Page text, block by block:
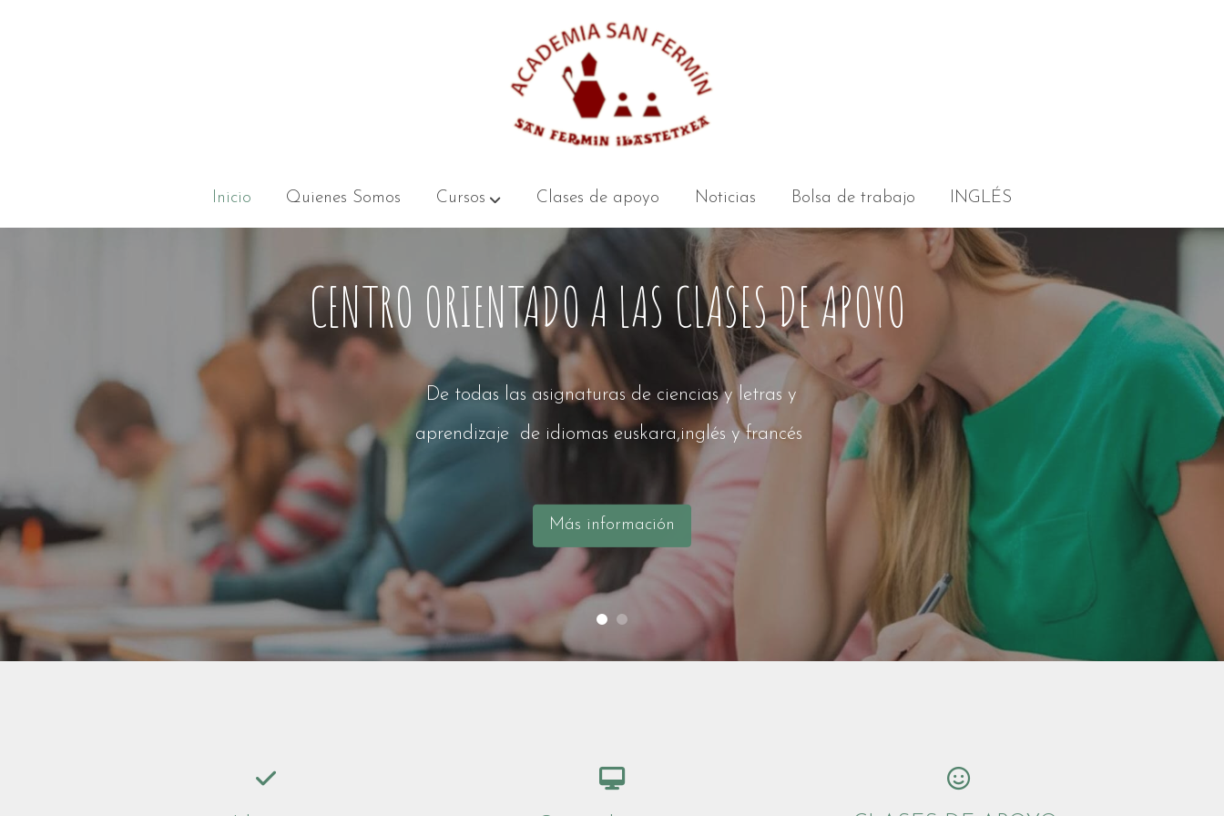
Inicio Quienes Somos Cursos Clases de apoyo Noticias Bolsa de trabajo INGLÉS
CENTRO ORIENTADO A LAS CLASES DE APOYO
De todas las asignaturas de ciencias y letras y
aprendizaje de idiomas euskara,inglés y francés
Más información